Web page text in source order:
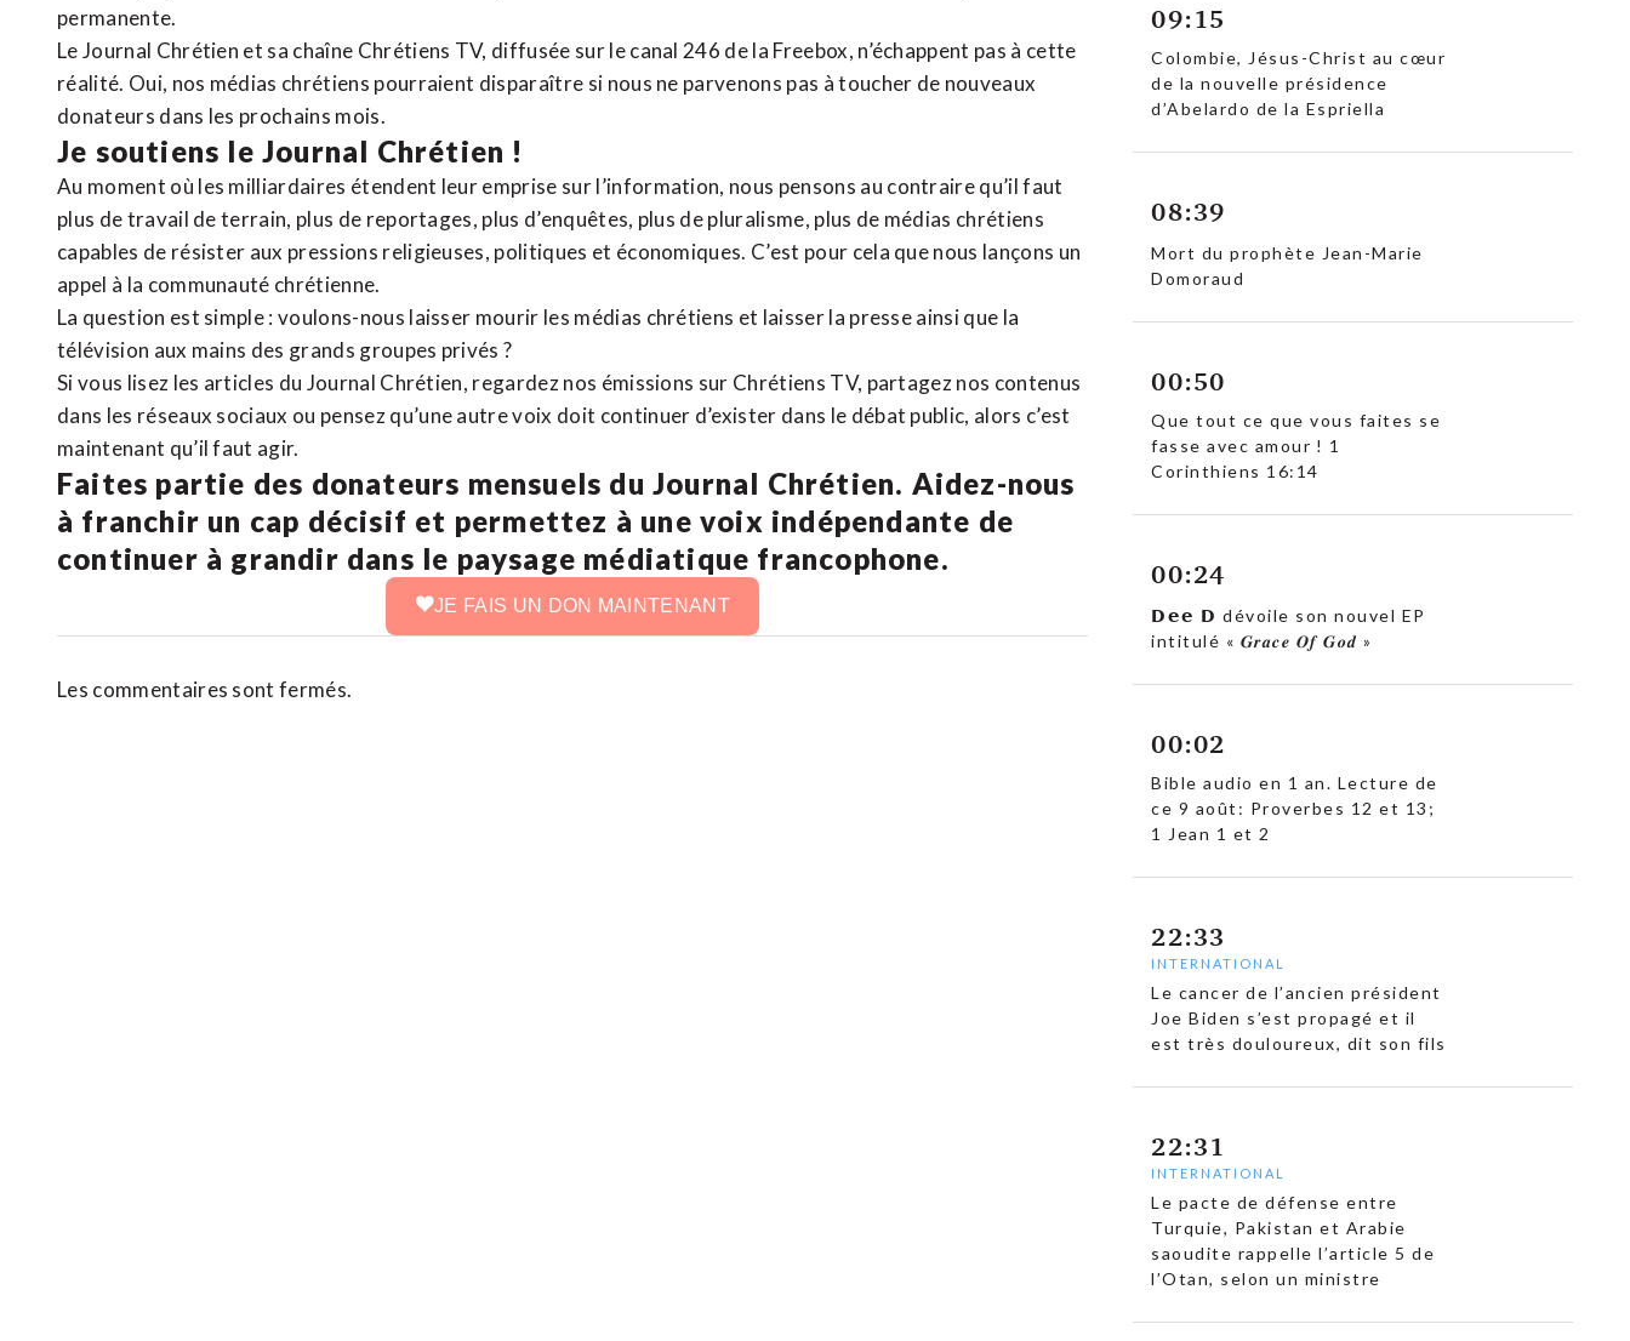
permanente.
Le Journal Chrétien et sa chaîne Chrétiens TV, diffusée sur le canal 246 de la Freebox, n’échappent pas à cette
réalité. Oui, nos médias chrétiens pourraient disparaître si nous ne parvenons pas à toucher de nouveaux
donateurs dans les prochains mois.
Je soutiens le Journal Chrétien !
Au moment où les milliardaires étendent leur emprise sur l’information, nous pensons au contraire qu’il faut
plus de travail de terrain, plus de reportages, plus d’enquêtes, plus de pluralisme, plus de médias chrétiens
capables de résister aux pressions religieuses, politiques et économiques. C’est pour cela que nous lançons un
appel à la communauté chrétienne.
La question est simple : voulons-nous laisser mourir les médias chrétiens et laisser la presse ainsi que la
télévision aux mains des grands groupes privés ?
Si vous lisez les articles du Journal Chrétien, regardez nos émissions sur Chrétiens TV, partagez nos contenus
dans les réseaux sociaux ou pensez qu’une autre voix doit continuer d’exister dans le débat public, alors c’est
maintenant qu’il faut agir.
Faites partie des donateurs mensuels du Journal Chrétien. Aidez-nous
à franchir un cap décisif et permettez à une voix indépendante de
continuer à grandir dans le paysage médiatique francophone.
JE FAIS UN DON MAINTENANT
Les commentaires sont fermés.
09:15
Colombie, Jésus-Christ au cœur
de la nouvelle présidence
d’Abelardo de la Espriella
08:39
Mort du prophète Jean-Marie
Domoraud
00:50
Que tout ce que vous faites se
fasse avec amour ! 1
Corinthiens 16:14
00:24
𝗗𝗲𝗲 𝗗 dévoile son nouvel EP
intitulé « 𝑮𝒓𝒂𝒄𝒆 𝑶𝒇 𝑮𝒐𝒅 »
00:02
Bible audio en 1 an. Lecture de
ce 9 août: Proverbes 12 et 13;
1 Jean 1 et 2
22:33
INTERNATIONAL
Le cancer de l’ancien président
Joe Biden s’est propagé et il
est très douloureux, dit son fils
22:31
INTERNATIONAL
Le pacte de défense entre
Turquie, Pakistan et Arabie
saoudite rappelle l’article 5 de
l’Otan, selon un ministre